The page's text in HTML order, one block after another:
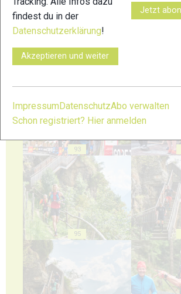
91
93
95
findest du in der
Datenschutzerklärung!
Akzeptieren und weiter
Jetzt
Impressum DatenschutzAbo verwalten
Schon registriert? Hier anmelden